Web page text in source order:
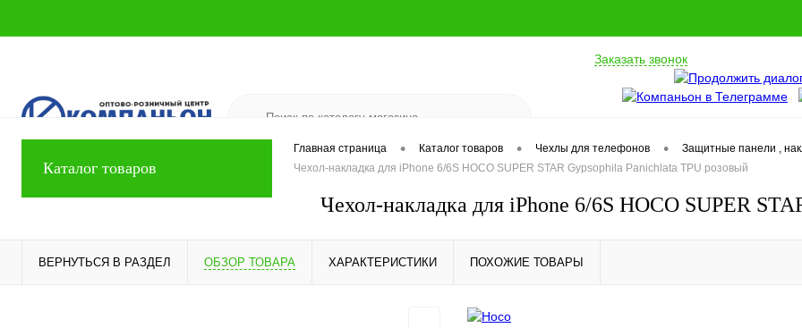
Заказать звонок
Каталог товаров
Главная страница • Каталог товаров • Чехлы для телефонов •
Защитные панели ,
Чехол-накладка для iPhone 6/6S HOCO SUPER STAR Gypsophila Panichlata TPU розовый
Чехол-накладка для iPhone 6/6S HOCO SUPER
ВЕРНУТЬСЯ В РАЗДЕЛ ОБЗОР ТОВАРА ХАРАКТЕРИСТИКИ ПОХОЖИЕ ТОВАРЫ